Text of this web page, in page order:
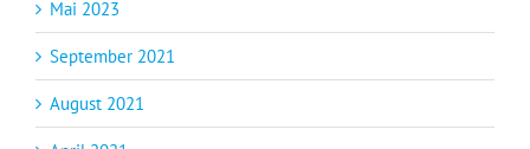
Mai 2023
September 2021
August 2021